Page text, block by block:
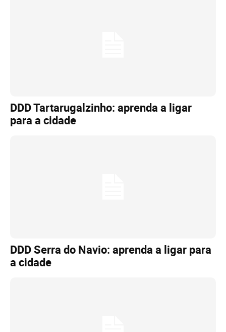
DDD Tartarugalzinho: aprenda a ligar
para a cidade
DDD Serra do Navio: aprenda a ligar para
a cidade